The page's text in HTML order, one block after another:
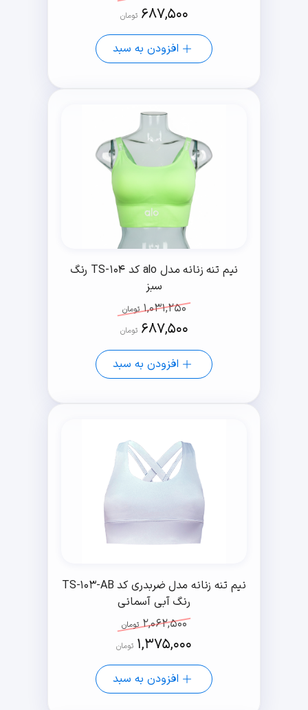
687,500 تومان
افزودن به سبد
نیم تنه زنانه مدل alo کد TS-104 رنگ
سبز
1,031,250 تومان
687,500 تومان
افزودن به سبد
نیم تنه زنانه مدل ضربدری کد TS-103-AB
رنگ آبی آسمانی
2,062,500 تومان
1,375,000 تومان
افزودن به سبد